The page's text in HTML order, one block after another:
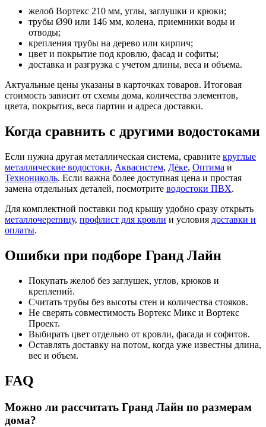
желоб Вортекс 210 мм, углы, заглушки и крюки;
трубы Ø90 или 146 мм, колена, приемники воды и
отводы;
крепления трубы на дерево или кирпич;
цвет и покрытие под кровлю, фасад и софиты;
доставка и разгрузка с учетом длины, веса и объема.
Актуальные цены указаны в карточках товаров. Итоговая
стоимость зависит от схемы дома, количества элементов,
цвета, покрытия, веса партии и адреса доставки.
Когда сравнить с другими водостоками
Если нужна другая металлическая система, сравните круглые
металлические водостоки, Аквасистем, Дёке, Оптима и
Технониколь. Если важна более доступная цена и простая
замена отдельных деталей, посмотрите водостоки ПВХ.
Для комплектной поставки под крышу удобно сразу открыть
металлочерепицу, профлист для кровли и условия доставки и
оплаты.
Ошибки при подборе Гранд Лайн
Покупать желоб без заглушек, углов, крюков и
креплений.
Считать трубы без высоты стен и количества стояков.
Не сверять совместимость Вортекс Микс и Вортекс
Проект.
Выбирать цвет отдельно от кровли, фасада и софитов.
Оставлять доставку на потом, когда уже известны длина,
вес и объем.
FAQ
Можно ли рассчитать Гранд Лайн по размерам
дома?